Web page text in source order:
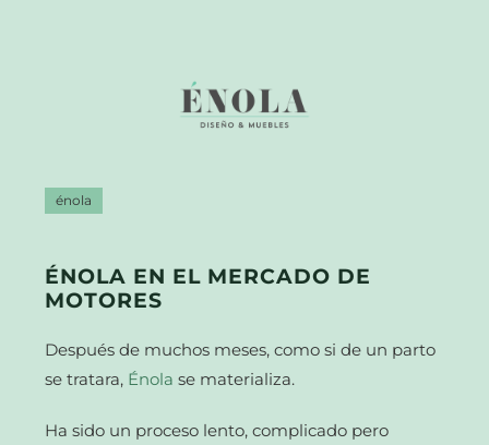
énola
ÉNOLA EN EL MERCADO DE
MOTORES
Después de muchos meses, como si de un parto
se tratara, Énola se materializa.
Ha sido un proceso lento, complicado pero